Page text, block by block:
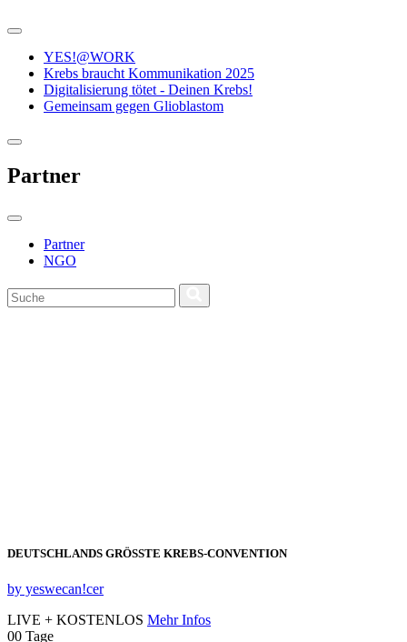
YES!@WORK
Krebs braucht Kommunikation 2025
Digitalisierung tötet - Deinen Krebs!
Gemeinsam gegen Glioblastom
Partner
Partner
NGO
DEUTSCHLANDS GRÖSSTE KREBS‑CONVENTION
by yeswecan!cer
LIVE + KOSTENLOS Mehr Infos
00 Tage